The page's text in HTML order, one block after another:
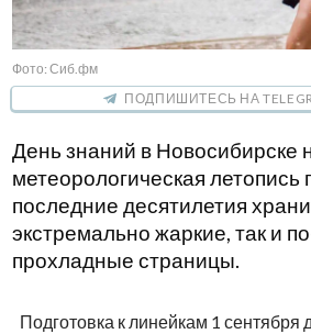
Фото: Сиб.фм
ПОДПИШИТЕСЬ НА
День знаний в Новосибирске
метеорологическая летопись
последние десятилетия
экстремально жаркие, так и
прохладные страницы.
Подготовка к линейкам 1 сентября